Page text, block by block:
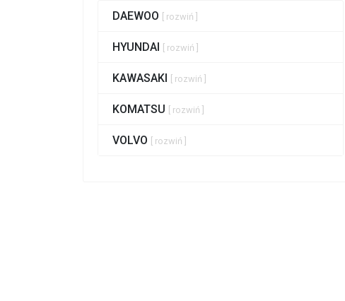
DAEWOO [ rozwiń ]
HYUNDAI [ rozwiń ]
KAWASAKI [ rozwiń ]
KOMATSU [ rozwiń ]
VOLVO [ rozwiń ]